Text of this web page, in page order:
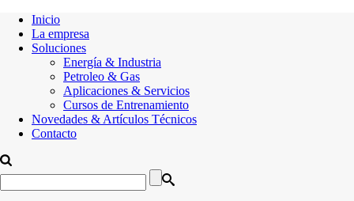
Inicio
La empresa
Soluciones
Energía & Industria
Petroleo & Gas
Aplicaciones & Servicios
Cursos de Entrenamiento
Novedades & Artículos Técnicos
Contacto